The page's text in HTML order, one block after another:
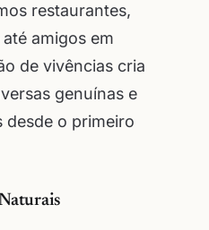
restaurantes,
amigos em
de vivências cria
genuínas e
desde o primeiro